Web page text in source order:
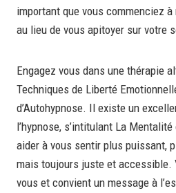
important que vous commenciez
au lieu de vous apitoyer sur votre
Engagez vous dans une thérapie
Techniques de Liberté
d’Autohypnose. Il existe un
l’hypnose, s’intitulant La
aider à vous sentir plus puissant,
mais toujours juste et accessible.
vous et convient un message à